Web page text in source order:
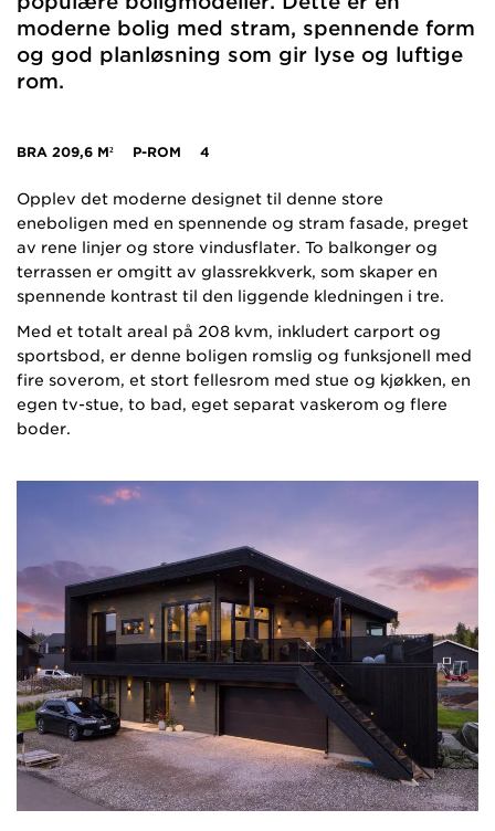
moderne bolig med stram, spennende form
og god planløsning som gir lyse og luftige
rom.
BRA 209,6 M² P-ROM 4
Opplev det moderne designet til denne store
eneboligen med en spennende og stram fasade, preget
av rene linjer og store vindusflater. To balkonger og
terrassen er omgitt av glassrekkverk, som skaper en
spennende kontrast til den liggende kledningen i tre.
Med et totalt areal på 208 kvm, inkludert carport og
sportsbod, er denne boligen romslig og funksjonell med
fire soverom, et stort fellesrom med stue og kjøkken, en
egen tv-stue, to bad, eget separat vaskerom og flere
boder.